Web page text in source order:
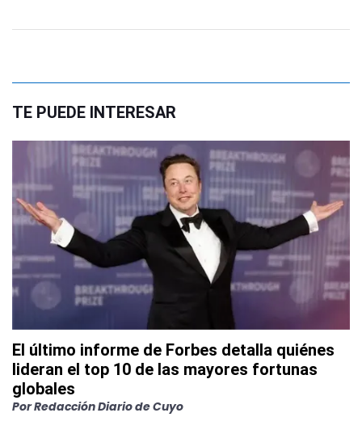
TE PUEDE INTERESAR
El último informe de Forbes detalla quiénes
lideran el top 10 de las mayores fortunas
globales
PorRedacción Diario de Cuyo